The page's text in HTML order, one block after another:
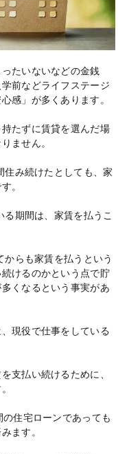
たいないなどの金銭
前などライフステージ
感」が多くあります。
たずに賃貸を選んだ場
ません。
住み続けたとしても、家
。
期間は、家賃を払うこ
らも家賃を払うという
けるのかという点で貯
くなるという事実があ
現役で仕事をしている
支払い続けるために、
住宅ローンであっても
ます。